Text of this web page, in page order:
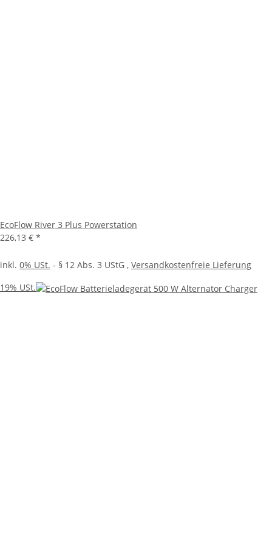
EcoFlow River 3 Plus Powerstation
226,13 € *
inkl. 0% USt. - § 12 Abs. 3 UStG , Versandkostenfreie Lieferung
19% USt.